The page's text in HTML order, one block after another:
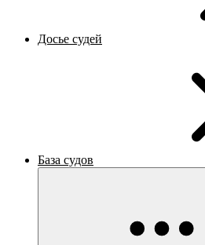
Досье судей
База судов